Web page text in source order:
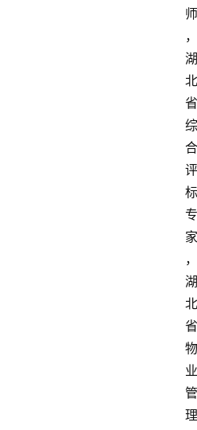
师
，
湖
北
省
综
合
评
标
专
家
，
湖
北
省
物
业
管
理